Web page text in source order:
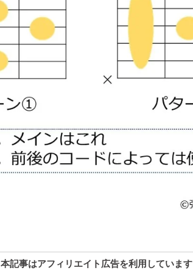
本記事はアフィリエイト広告を利用しています